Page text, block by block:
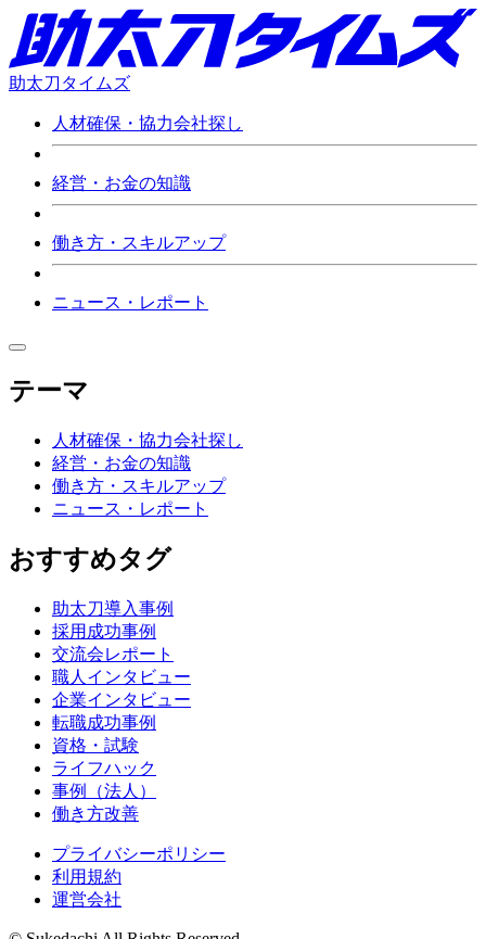
助太刀タイムズ
人材確保・協力会社探し
経営・お金の知識
働き方・スキルアップ
ニュース・レポート
テーマ
人材確保・協力会社探し
経営・お金の知識
働き方・スキルアップ
ニュース・レポート
おすすめタグ
助太刀導入事例
採用成功事例
交流会レポート
職人インタビュー
企業インタビュー
転職成功事例
資格・試験
ライフハック
事例（法人）
働き方改善
プライバシーポリシー
利用規約
運営会社